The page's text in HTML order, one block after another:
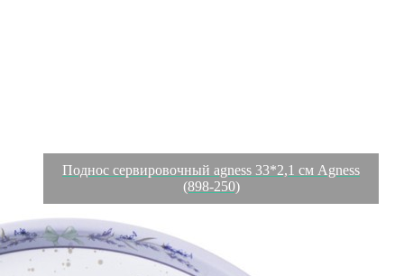
Поднос сервировочный agness 33*2,1 см Agness
(898-250)